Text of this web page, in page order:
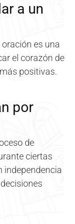
a un
es una
el corazón de
positivas.
por
de
ciertas
independencia